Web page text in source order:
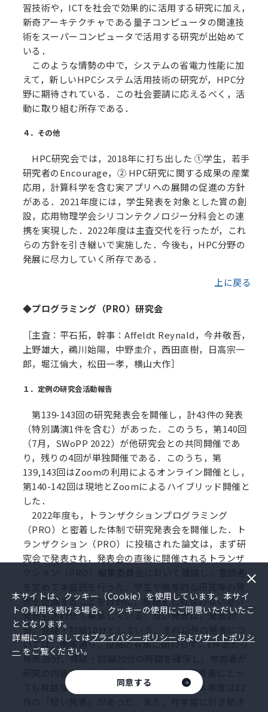
習技術や，ICTを社会で効果的に活用する研究に加え，
新奇アーキテクチャである量子コンピュータの関連技
術をスーパーコンピュータで活用する研究が出始めて
いる．
このような情勢の中で，システムの省電力性能に加
えて，新しいHPCシステム活用技術の研究が，HPC分
野に期待されている．この社会要請に応えるべく，活
動に取り組む所存である．
４．その他
HPC研究会では，2018年に打ち出した ①学生，若手
研究者のEncourage，② HPC研究に関する成果の産業
応用，計算科学を含む実アプリへの展開の促進の方針
がある．2021年度には，学生発表を対象とした賞の創
設，応用物理学会シリコンテクノロジー分科会との連
携を実現した．2022年度は主査交代を行ったが，これ
らの方針を引き継いで実施した．今後も，HPC分野の
発展に尽力していく所存である．
上に戻る
◆プログラミング（PRO）研究会
［主査：平石拓，幹事：Affeldt Reynald，今井敬吾，
上野雄大，鵜川始陽，中野圭介，西田直樹，日高宗一
郎，堀江倫大，松田一孝，横山大作］
１．定例の研究会活動報告
第139-143回の研究発表会を開催し，計43件の発表
（特別講演1件を含む）があった．このうち，第140回
（7月，SWoPP 2022）が他研究会との共同開催であ
り，残りの4回が単独開催である．このうち，第
139,143回はZoomの利用によるオンライン開催とし，
第140-142回は現地とZoomによるハイブリッド開催と
した．
2022年度も，トランザクションプログラミング
（PRO）と密着した体制で研究発表会を開催した．ト
ランザクション（PRO）に投稿された論文は，まず研
究会で発表され，発表会の直後に開催されるトランザ
表を促進することを目的に，投稿をともなわない短い
発表もあわせて募集している．短い発表は，発表20
分，質疑・討論10分としている．それ以外の発表につ
いては，例年通り，投稿の有無に関わらず，1件あたり
発表25分，質疑・討論20分の時間を確保し，参加者が
研究の内容を十分に理解するとともに，発表者にとっ
ても有益な示唆が得られるように努めた．本年度は12
本サイトは、クッキー（Cookie）を使用しています。本サイ
トの利用を続ける場合、クッキーの使用にご同意いただいたこ
ととなります。
詳細につきましてはプライバシーポリシー およびサイトポリシ
ー をご覧ください。
同意する